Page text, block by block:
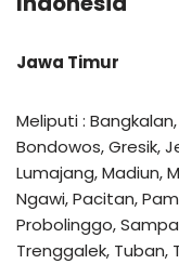
Jawa Timur
Meliputi :
Bondowos, Gresik,
Lumajang, Madiun,
Ngawi, Pacitan,
Probolinggo,
Trenggalek, Tuban,